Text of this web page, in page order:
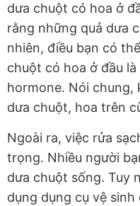
dưa chuột có hoa ở
rằng những quả dưa
nhiên, điều bạn có
chuột có hoa ở đầu
hormone. Nói chung,
dưa chuột, hoa trên
Ngoài ra, việc rửa
trọng. Nhiều người
dưa chuột sống. Tuy
dụng dụng cụ vệ